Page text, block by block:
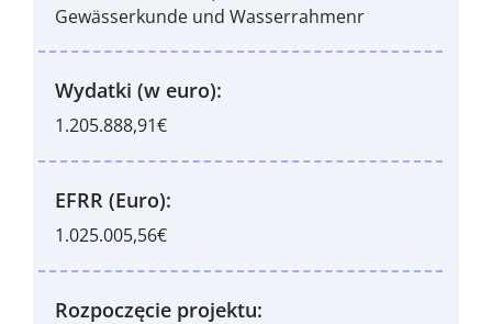
Gewässerkunde und Wasserrahmenr
Wydatki (w euro):
1.205.888,91€
EFRR (Euro):
1.025.005,56€
Rozpoczęcie projektu: